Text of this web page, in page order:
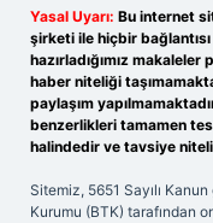
Yasal Uyarı: Bu internet
şirketi ile hiçbir
hazırladığımız
haber niteliği
paylaşım
benzerlikleri tamamen
halindedir ve tavsiye
Sitemiz, 5651 Sayılı
Kurumu (BTK) tarafından